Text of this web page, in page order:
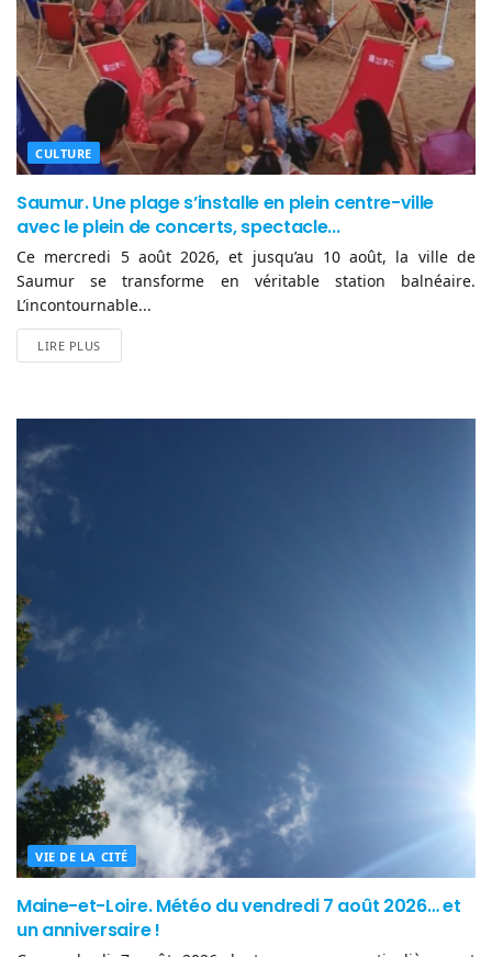
CULTURE
Saumur. Une plage s’installe en plein centre-ville
avec le plein de concerts, spectacle...
Ce mercredi 5 août 2026, et jusqu’au 10 août, la ville de
Saumur se transforme en véritable station balnéaire.
L’incontournable...
LIRE PLUS
VIE DE LA CITÉ
Maine-et-Loire. Météo du vendredi 7 août 2026… et
un anniversaire !